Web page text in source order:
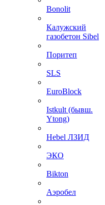
Bonolit
Калужский
газобетон Sibel
Поритеп
SLS
EuroBlock
Istkult (бывш.
Ytong)
Hebel ЛЗИД
ЭКО
Bikton
Аэробел